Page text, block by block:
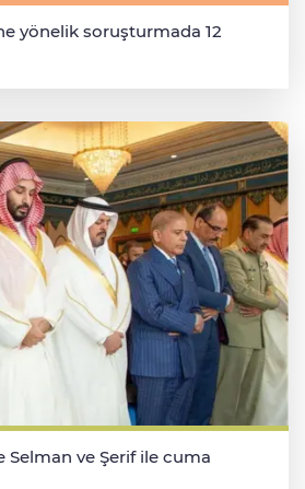
yönelik soruşturmada 12
Selman ve Şerif ile cuma